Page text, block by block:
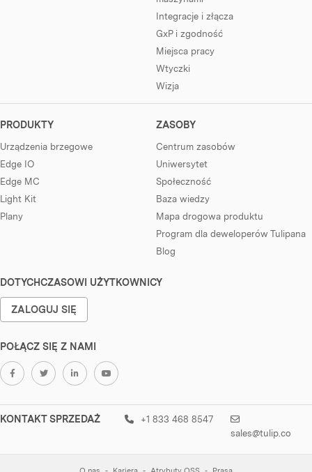
Integracje i złącza
GxP i zgodność
Miejsca pracy
Wtyczki
Wizja
PRODUKTY
Urządzenia brzegowe
Edge IO
Edge MC
Light Kit
Plany
ZASOBY
Centrum zasobów
Uniwersytet
Społeczność
Baza wiedzy
Mapa drogowa produktu
Program dla deweloperów Tulipana
Blog
DOTYCHCZASOWI UŻYTKOWNICY
ZALOGUJ SIĘ
POŁĄCZ SIĘ Z NAMI
KONTAKT SPRZEDAŻ
+1 833 468 8547
sales@tulip.co